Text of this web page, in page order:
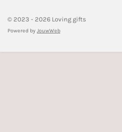
© 2023 - 2026 Loving gifts
Powered by JouwWeb